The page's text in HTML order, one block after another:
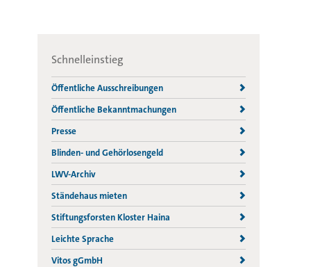
Schnelleinstieg
Öffentliche Ausschreibungen
Öffentliche Bekanntmachungen
Presse
Blinden- und Gehörlosengeld
LWV-Archiv
Ständehaus mieten
Stiftungsforsten Kloster Haina
Leichte Sprache
Vitos gGmbH